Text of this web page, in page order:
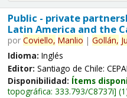
Public - private
Latin America and the
por Coviello, Manlio | Gollán,
Idioma: Inglés
Editor: Santiago de Chile:
Disponibilidad: Ítems
topográfica: 333.793/C8737i